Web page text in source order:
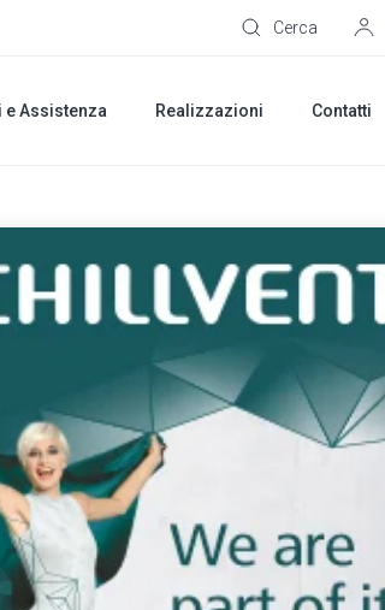
Cerca
e Assistenza Realizzazioni Contatti